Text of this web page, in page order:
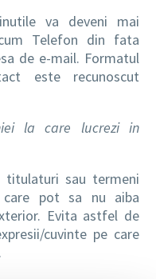
va deveni mai
Telefon din fata
de e-mail. Formatul
este recunoscut
la care lucrezi in
titulaturi sau termeni
pot sa nu aiba
Evita astfel de
cuvinte pe care